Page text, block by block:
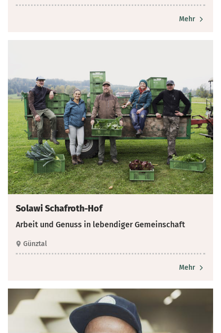
Mehr
Solawi Schafroth-Hof
Arbeit und Genuss in lebendiger Gemeinschaft
Günztal
Mehr